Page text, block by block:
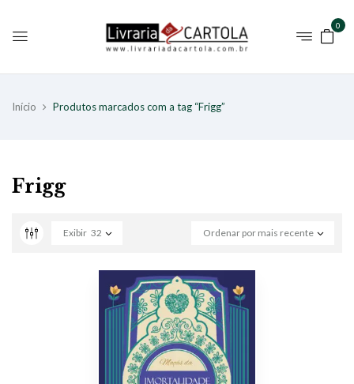
0
Início Produtos marcados com a tag “Frigg”
Frigg
Ordenar por mais recente
Exibir 32